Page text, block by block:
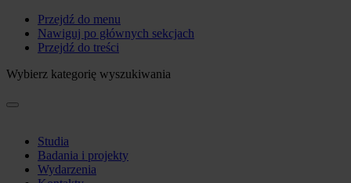
Przejdź do menu
Nawiguj po głównych sekcjach
Przejdź do treści
Wybierz kategorię wyszukiwania
Studia
Badania i projekty
Wydarzenia